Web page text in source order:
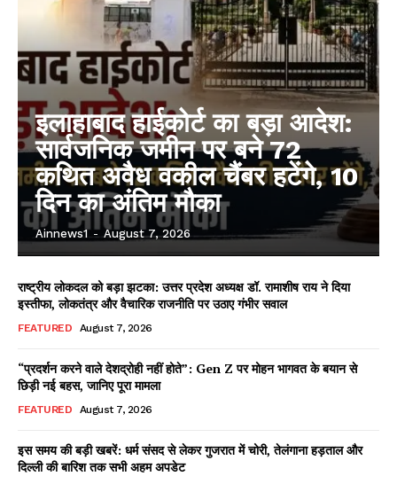
Facebook
X WhatsApp
Share
इलाहाबाद हाईकोर्ट का बड़ा आदेश:
सार्वजनिक जमीन पर बने 72
कथित अवैध वकील चैंबर हटेंगे, 10
दिन का अंतिम मौका
Ainnews1 - August 7, 2026
राष्ट्रीय लोकदल को बड़ा झटका: उत्तर प्रदेश अध्यक्ष डॉ. रामाशीष राय ने दिया
इस्तीफा, लोकतंत्र और वैचारिक राजनीति पर उठाए गंभीर सवाल
FEATURED August 7, 2026
“प्रदर्शन करने वाले देशद्रोही नहीं होते”: Gen Z पर मोहन भागवत के बयान से
छिड़ी नई बहस, जानिए पूरा मामला
FEATURED August 7, 2026
इस समय की बड़ी खबरें: धर्म संसद से लेकर गुजरात में चोरी, तेलंगाना हड़ताल और
दिल्ली की बारिश तक सभी अहम अपडेट